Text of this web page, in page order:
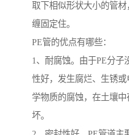
取下相似形状大小的管
缠固定住。
PE管的优点有哪些：
1、耐腐蚀。由于PE分子
性好，发生腐烂、生锈
学物质的腐蚀，在土壤
坏。